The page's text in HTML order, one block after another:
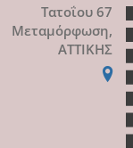
Τατοΐου 67
Μεταμόρφωση,
ΑΤΤΙΚΗΣ